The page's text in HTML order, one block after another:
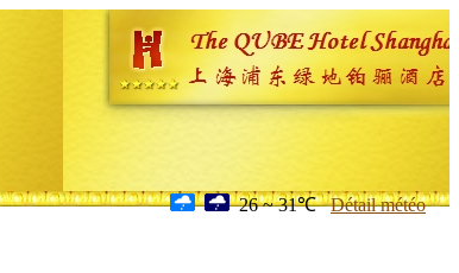
26 ~ 31℃ Détail météo